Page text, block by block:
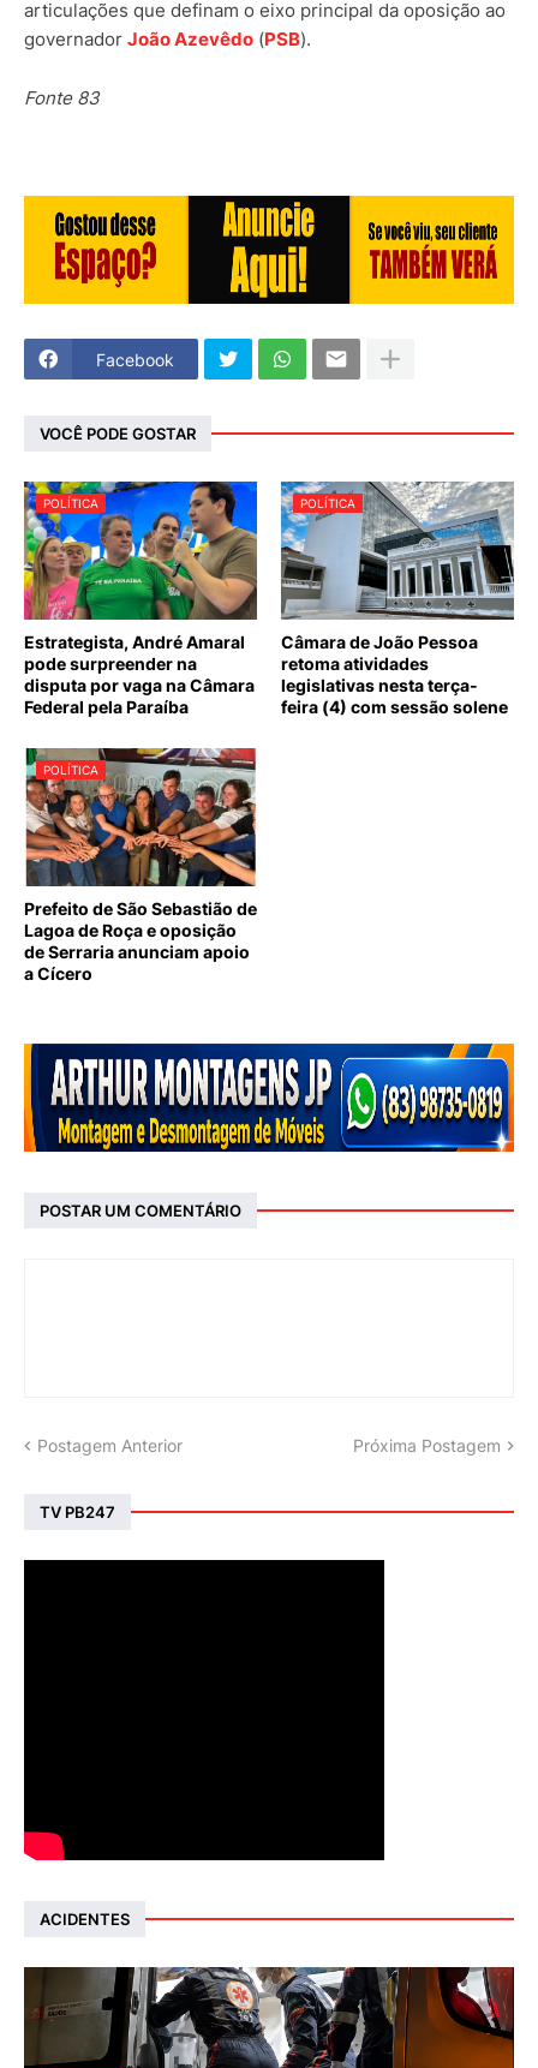
articulações que definam o eixo principal da oposição ao
governador João Azevêdo (PSB).
Fonte 83
Facebook
VOCÊ PODE GOSTAR
POLÍTICA
Estrategista, André Amaral
pode surpreender na
disputa por vaga na Câmara
Federal pela Paraíba
POLÍTICA
Câmara de João Pessoa
retoma atividades
legislativas nesta terça-
feira (4) com sessão solene
POLÍTICA
Prefeito de São Sebastião de
Lagoa de Roça e oposição
de Serraria anunciam apoio
a Cícero
POSTAR UM COMENTÁRIO
Postagem Anterior Próxima Postagem
TV PB247
ACIDENTES